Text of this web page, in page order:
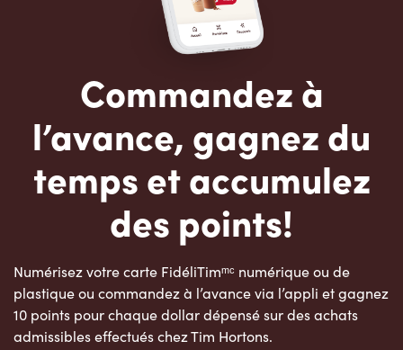
Commandez à
l’avance, gagnez du
temps et accumulez
des points!
Numérisez votre carte FidéliTimᵐᶜ numérique ou de
plastique ou commandez à l’avance via l’appli et gagnez
10 points pour chaque dollar dépensé sur des achats
admissibles effectués chez Tim Hortons.